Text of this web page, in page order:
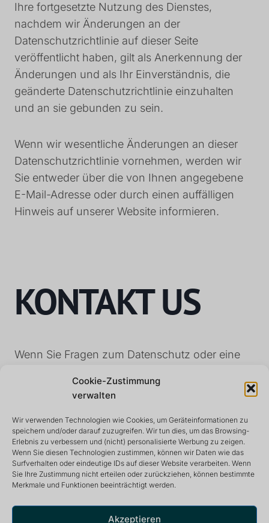
Cookie-Zustimmung
verwalten
Wir verwenden Technologien wie Cookies, um Geräteinformationen zu
speichern und/oder darauf zuzugreifen. Wir tun dies, um das Browsing-
Erlebnis zu verbessern und (nicht) personalisierte Werbung zu zeigen.
Wenn Sie diesen Technologien zustimmen, können wir Daten wie das
Surfverhalten oder eindeutige IDs auf dieser Website verarbeiten. Wenn
Sie Ihre Zustimmung nicht erteilen oder zurückziehen, können bestimmte
Merkmale und Funktionen beeinträchtigt werden.
Akzeptieren
Ihre fortgesetzte Nutzung des Dienstes,
nachdem wir Änderungen an der
Datenschutzrichtlinie auf dieser Seite
veröffentlicht haben, gilt als Anerkennung der
Änderungen und als Ihr Einverständnis, die
geänderte Datenschutzrichtlinie einzuhalten
und an sie gebunden zu sein.
Wenn wir wesentliche Änderungen an dieser
Datenschutzrichtlinie vornehmen, werden wir
Sie entweder über die von Ihnen angegebene
E-Mail-Adresse oder durch einen auffälligen
Hinweis auf unserer Website informieren.
KONTAKT US
Wenn Sie Fragen zum Datenschutz oder eine
us.
Rückzugs- und Meditationszentrum, das eine friedliche